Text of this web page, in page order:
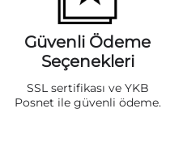
Güvenli Ödeme
Seçenekleri
SSL sertifikası ve YKB
Posnet ile güvenli ödeme.